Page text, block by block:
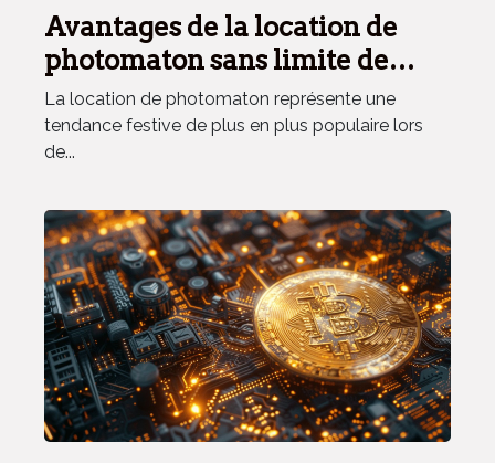
Avantages de la location de
photomaton sans limite de
temps
La location de photomaton représente une
tendance festive de plus en plus populaire lors
de...